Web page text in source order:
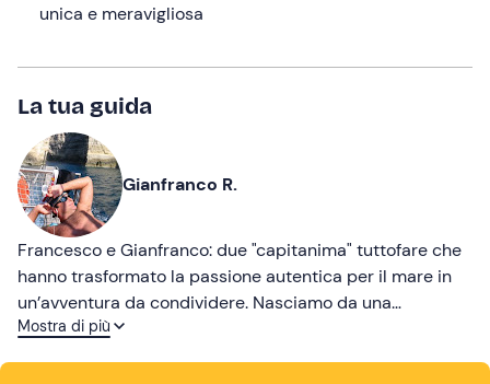
unica e meravigliosa
La tua guida
Gianfranco R.
Francesco e Gianfranco: due "capitanima" tuttofare che
hanno trasformato la passione autentica per il mare in
un’avventura da condividere. Nasciamo da una
tradizione familiare creata da Pino, il papà di Francesco,
Mostra di più